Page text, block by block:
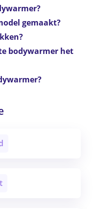
gemaakt?
bodywarmer het